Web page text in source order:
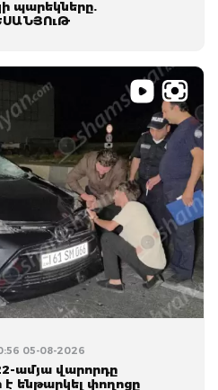
պարեկները.
05-08-2026
ամյա վարորդը
ենթարկել փողոցը